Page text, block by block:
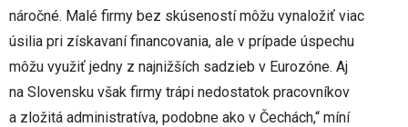
náročné. Malé firmy bez skúseností môžu vynaložiť viac
úsilia pri získavaní financovania, ale v prípade úspechu
môžu využiť jedny z najnižších sadzieb v Eurozóne. Aj
na Slovensku však firmy trápi nedostatok pracovníkov
a zložitá administratíva, podobne ako v Čechách,“ míní